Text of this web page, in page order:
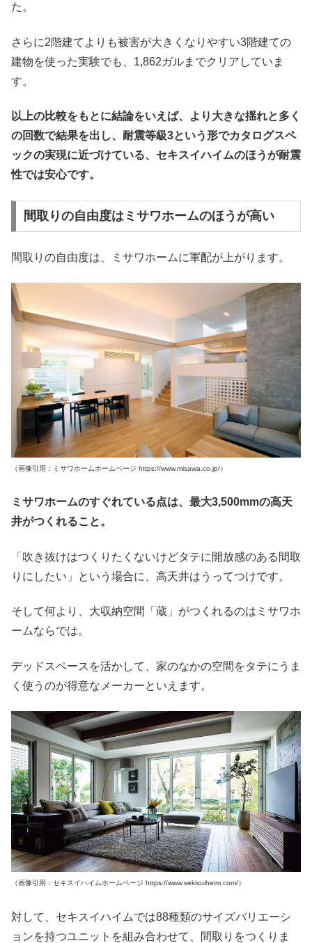
た。
さらに2階建てよりも被害が大きくなりやすい3階建ての
建物を使った実験でも、1,862ガルまでクリアしていま
す。
以上の比較をもとに結論をいえば、より大きな揺れと多く
の回数で結果を出し、耐震等級3という形でカタログスペ
ックの実現に近づけている、セキスイハイムのほうが耐震
性では安心です。
間取りの自由度はミサワホームのほうが高い
間取りの自由度は、ミサワホームに軍配が上がります。
（画像引用：ミサワホームホームページ https://www.misawa.co.jp/）
ミサワホームのすぐれている点は、最大3,500mmの高天
井がつくれること。
「吹き抜けはつくりたくないけどタテに開放感のある間取
りにしたい」という場合に、高天井はうってつけです。
そして何より、大収納空間「蔵」がつくれるのはミサワホ
ームならでは。
デッドスペースを活かして、家のなかの空間をタテにうま
く使うのが得意なメーカーといえます。
（画像引用：セキスイハイムホームページ https://www.sekisuiheim.com/）
対して、セキスイハイムでは88種類のサイズバリエーシ
ョンを持つユニットを組み合わせて、間取りをつくりま